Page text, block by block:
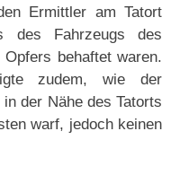
Ermittler am Tatort
des Fahrzeugs des
behaftet waren.
zudem, wie der
der Nähe des Tatorts
warf, jedoch keinen